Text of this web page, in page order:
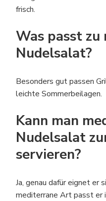
frisch.
Was passt
Nudelsalat?
Besonders gut passen
leichte Sommerbeilagen.
Kann man
Nudelsalat
servieren?
Ja, genau dafür eignet er
mediterrane Art passt er